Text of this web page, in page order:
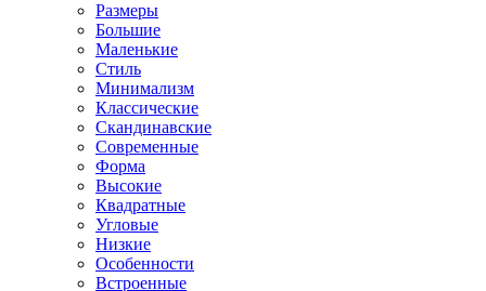
Размеры
Большие
Маленькие
Стиль
Минимализм
Классические
Скандинавские
Современные
Форма
Высокие
Квадратные
Угловые
Низкие
Особенности
Встроенные